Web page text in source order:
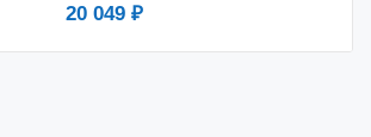
20 049 ₽